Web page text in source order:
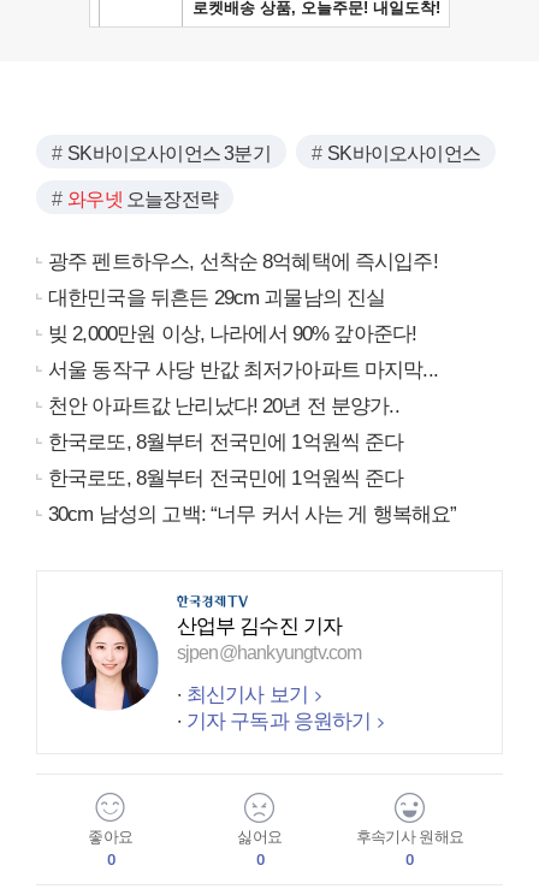
SK바이오사이언스 3분기 SK바이오사이언스
와우넷 오늘장전략
광주 펜트하우스, 선착순 8억혜택에 즉시입주!
대한민국을 뒤흔든 29cm 괴물남의 진실
빚 2,000만원 이상, 나라에서 90% 갚아준다!
서울 동작구 사당 반값 최저가아파트 마지막...
천안 아파트값 난리났다! 20년 전 분양가..
한국로또, 8월부터 전국민에 1억원씩 준다
한국로또, 8월부터 전국민에 1억원씩 준다
30cm 남성의 고백: “너무 커서 사는 게 행복해요”
산업부 김수진 기자
sjpen@hankyungtv.com
최신기사 보기
기자 구독과 응원하기
좋아요
0
싫어요
0
후속기사 원해요
0